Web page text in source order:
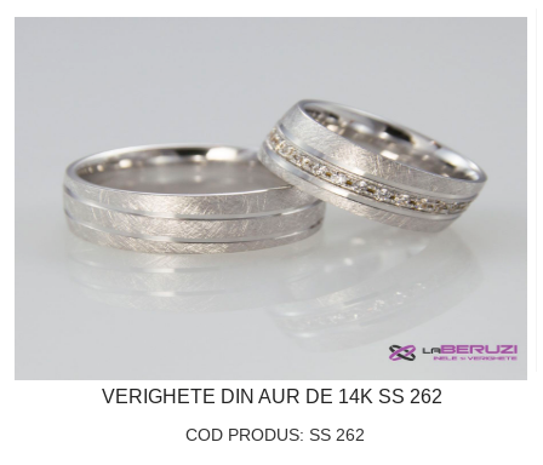
VERIGHETE DIN AUR DE 14K SS 262
COD PRODUS: SS 262